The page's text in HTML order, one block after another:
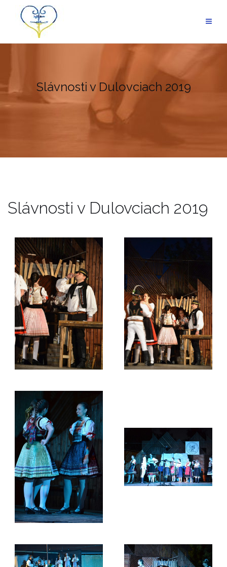
content
Slávnosti v Dulovciach 2019
Slávnosti v Dulovciach 2019